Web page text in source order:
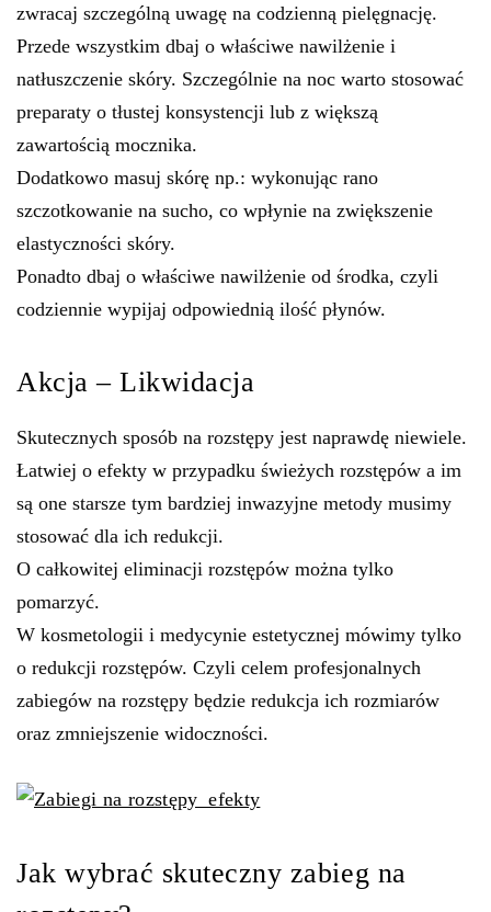
zwracaj szczególną uwagę na codzienną pielęgnację.
Przede wszystkim dbaj o właściwe nawilżenie i
natłuszczenie skóry. Szczególnie na noc warto stosować
preparaty o tłustej konsystencji lub z większą
zawartością mocznika.
Dodatkowo masuj skórę np.: wykonując rano
szczotkowanie na sucho, co wpłynie na zwiększenie
elastyczności skóry.
Ponadto dbaj o właściwe nawilżenie od środka, czyli
codziennie wypijaj odpowiednią ilość płynów.
Akcja – Likwidacja
Skutecznych sposób na rozstępy jest naprawdę niewiele.
Łatwiej o efekty w przypadku świeżych rozstępów a im
są one starsze tym bardziej inwazyjne metody musimy
stosować dla ich redukcji.
O całkowitej eliminacji rozstępów można tylko
pomarzyć.
W kosmetologii i medycynie estetycznej mówimy tylko
o redukcji rozstępów. Czyli celem profesjonalnych
zabiegów na rozstępy będzie redukcja ich rozmiarów
oraz zmniejszenie widoczności.
Jak wybrać skuteczny zabieg na